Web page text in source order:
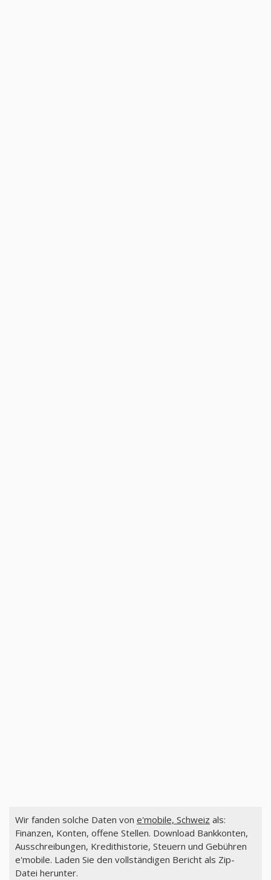
Wir fanden solche Daten von e'mobile, Schweiz als:
Finanzen, Konten, offene Stellen. Download Bankkonten,
Ausschreibungen, Kredithistorie, Steuern und Gebühren
e'mobile. Laden Sie den vollständigen Bericht als Zip-
Datei herunter.